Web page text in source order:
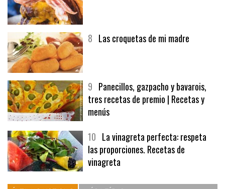
9Panecillos, gazpacho y bavarois,
tres recetas de premio | Recetas y
menús
10La vinagreta perfecta: respeta
las proporciones. Recetas de
vinagreta